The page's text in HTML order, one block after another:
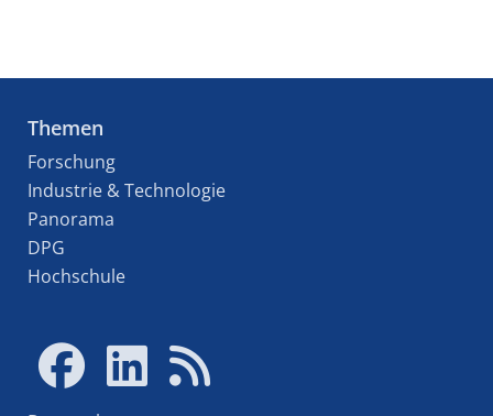
Themen
Forschung
Industrie & Technologie
Panorama
DPG
Hochschule